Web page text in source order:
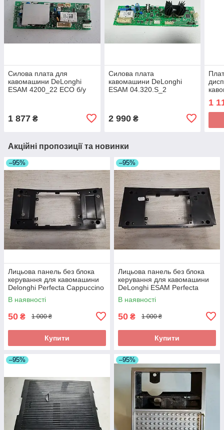
Силова плата для
кавомашини DeLonghi
ESAM 4200_22 ЕСО б/у
1 877 ₴
Силова плата
кавомашини DeLonghi
ESAM 04.320.S_2
2 990₴
1
Акційні пропозиції та новинки
–95%
Лицьова панель без блока
керування для кавомашини
Delonghi Perfecta Cappuccino
ESAM 5556.B б/у_дефект
В наявності
50 ₴ 1 000 ₴
Купити
–95%
Лицьова панель без блока
керування для кавомашини
DeLonghi ESAM Perfecta
5500.Т_3 б/у _дефект
В наявності
50 ₴ 1 000 ₴
Купити
–95% –95%